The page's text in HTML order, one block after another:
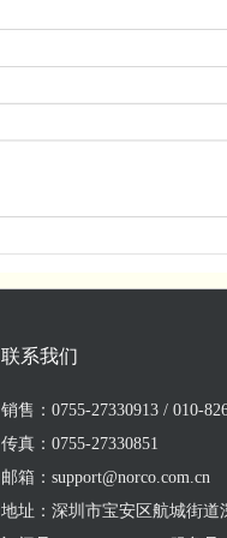
联系我们
销售：0755-27330913 / 010-
传真：0755-27330851
邮箱：support@norco.com.cn
地址：深圳市宝安区航城街道